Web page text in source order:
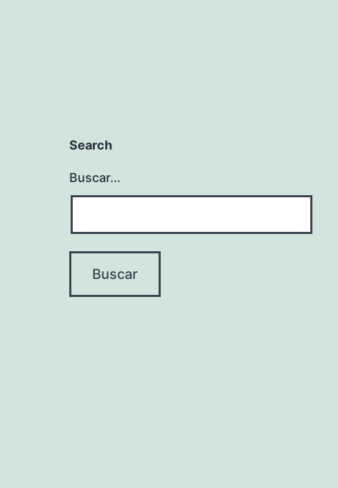
Search
Buscar...